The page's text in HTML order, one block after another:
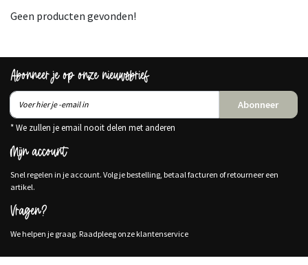
Geen producten gevonden!
Abonneer je op onze nieuwsbrief
Abonneer
* We zullen je email nooit delen met anderen
Mijn account
Snel regelen in je account. Volg je bestelling, betaal facturen of retourneer een
artikel.
Vragen?
We helpen je graag. Raadpleeg onze klantenservice